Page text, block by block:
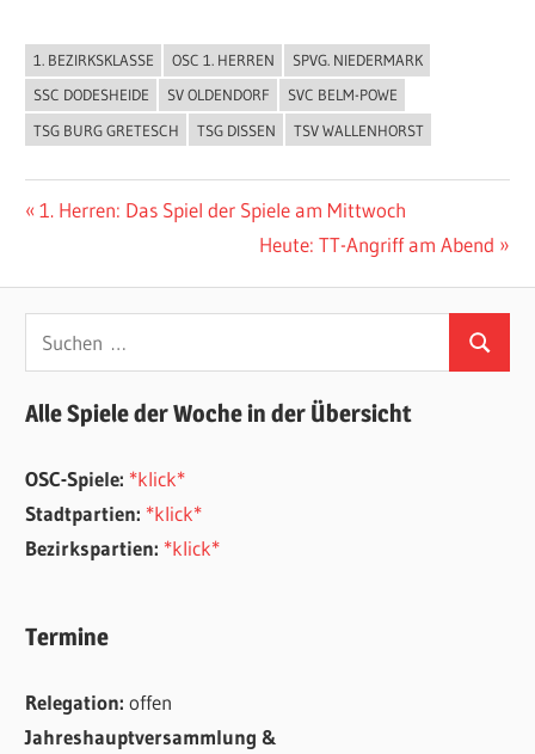
ALLGEMEIN
1. BEZIRKSKLASSE OSC 1. HERREN
SPVG. NIEDERMARK
SSC DODESHEIDE
SV OLDENDORF
SVC BELM-POWE
TSG BURG GRETESCH
TSG DISSEN TSV WALLENHORST
Beitragsnavigation
Vorheriger
1. Herren: Das Spiel der Spiele am Mittwoch
Nächster
Heute: TT-Angriff am Abend
Suchen
nach:
Suchen
Alle Spiele der Woche in der Übersicht
OSC-Spiele: *klick*
Stadtpartien: *klick*
Bezirkspartien: *klick*
Termine
Relegation:offen
Jahreshauptversammlung &